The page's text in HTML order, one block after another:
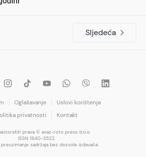
Sljedeća
Oglašavanje
Uslovi korištenja
privatnosti
Kontakt
prava © avaz-roto press d.o.o.
ISSN 1840-3522.
sadržaja bez dozvole izdavača.